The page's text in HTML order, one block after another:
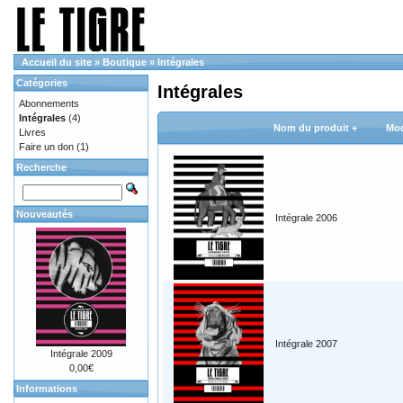
Accueil du site » Boutique » Intégrales
Intégrales
Nom du produit +
Intégrale 2006
Intégrale 2007
Catégories
Abonnements
Intégrales (4)
Livres
Faire un don (1)
Recherche
Nouveautés
Intégrale 2009
0,00€
Informations